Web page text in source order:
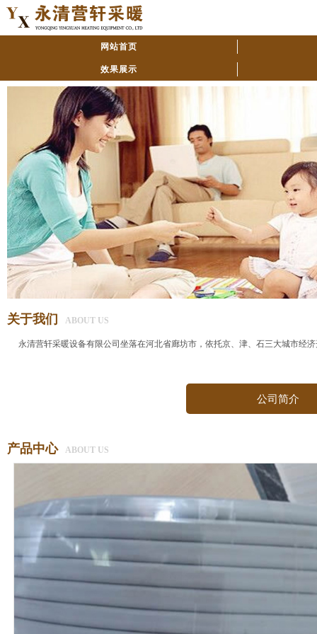
网站首页
效果展示
关于我们 ABOUT US
永清营轩采暖设备有限公司坐落在河北省廊坊市，依托京、津、石三大城市经
公司简介
产品中心 ABOUT US